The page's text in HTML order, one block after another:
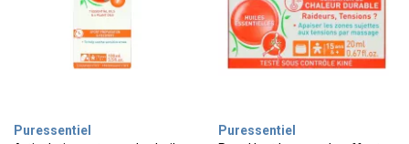
Puressentiel
Puressentiel